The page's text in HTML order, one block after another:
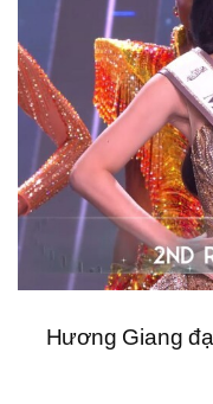
Hương Giang